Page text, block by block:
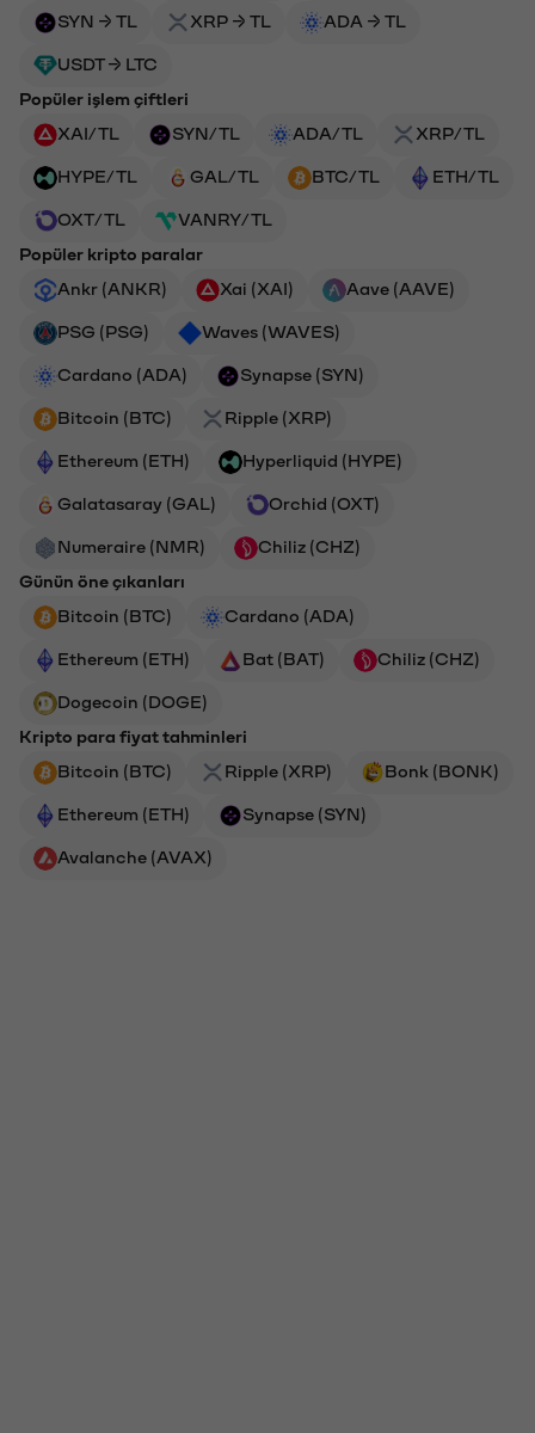
SYN → TL XRP → TL ADA → TL
USDT → LTC
Popüler işlem çiftleri
XAI/TL
SYN/TL ADA/TL XRP/TL
HYPE/TL GAL/TL BTC/TL ETH/TL
OXT/TL
VANRY/TL
Popüler kripto paralar
Ankr (ANKR)
Xai (XAI) Aave (AAVE)
PSG (PSG) Waves (WAVES)
Cardano (ADA) Synapse (SYN)
Bitcoin (BTC) Ripple (XRP)
Ethereum (ETH) Hyperliquid (HYPE)
Galatasaray (GAL) Orchid (OXT)
Numeraire (NMR)
Chiliz (CHZ)
Günün öne çıkanları
Bitcoin (BTC)
Cardano (ADA)
Ethereum (ETH) Bat (BAT) Chiliz (CHZ)
Dogecoin (DOGE)
Kripto para fiyat tahminleri
Bitcoin (BTC)
Ripple (XRP) Bonk (BONK)
Ethereum (ETH) Synapse (SYN)
Avalanche (AVAX)